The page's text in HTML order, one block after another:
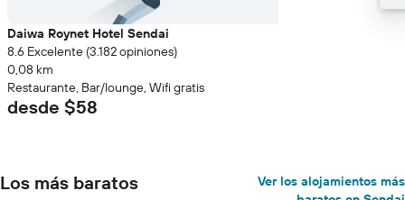
Daiwa Roynet Hotel Sendai
8.6 Excelente (3.182 opiniones)
0,08 km
Restaurante, Bar/lounge, Wifi gratis
desde $58
Los más baratos
Ver los alojamientos más